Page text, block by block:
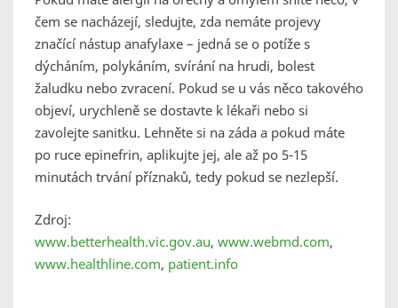
čem se nacházejí, sledujte, zda nemáte projevy
značící nástup anafylaxe – jedná se o potíže s
dýcháním, polykáním, svírání na hrudi, bolest
žaludku nebo zvracení. Pokud se u vás něco takového
objeví, urychleně se dostavte k lékaři nebo si
zavolejte sanitku. Lehněte si na záda a pokud máte
po ruce epinefrin, aplikujte jej, ale až po 5-15
minutách trvání příznaků, tedy pokud se nezlepší.
Zdroj:
www.betterhealth.vic.gov.au, www.webmd.com,
www.healthline.com, patient.info